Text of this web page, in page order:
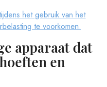
het gebruik van het
te voorkomen.
apparaat dat
en